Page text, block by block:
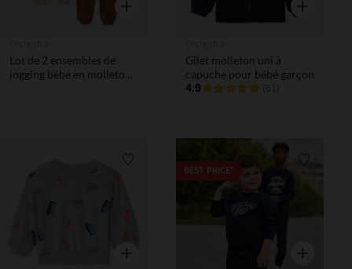
Lot de 2 ensembles de
jogging bébé en molleton
Gilet molleton uni à
capuche pour bébé garçon
4.9
Liste de souhaits
Aperçu rapide
BEST PRICE*
Aperçu